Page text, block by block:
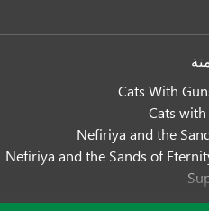
Cats With
Cats with
Nefiriya and the
Nefiriya and the Sands of
Super Astro